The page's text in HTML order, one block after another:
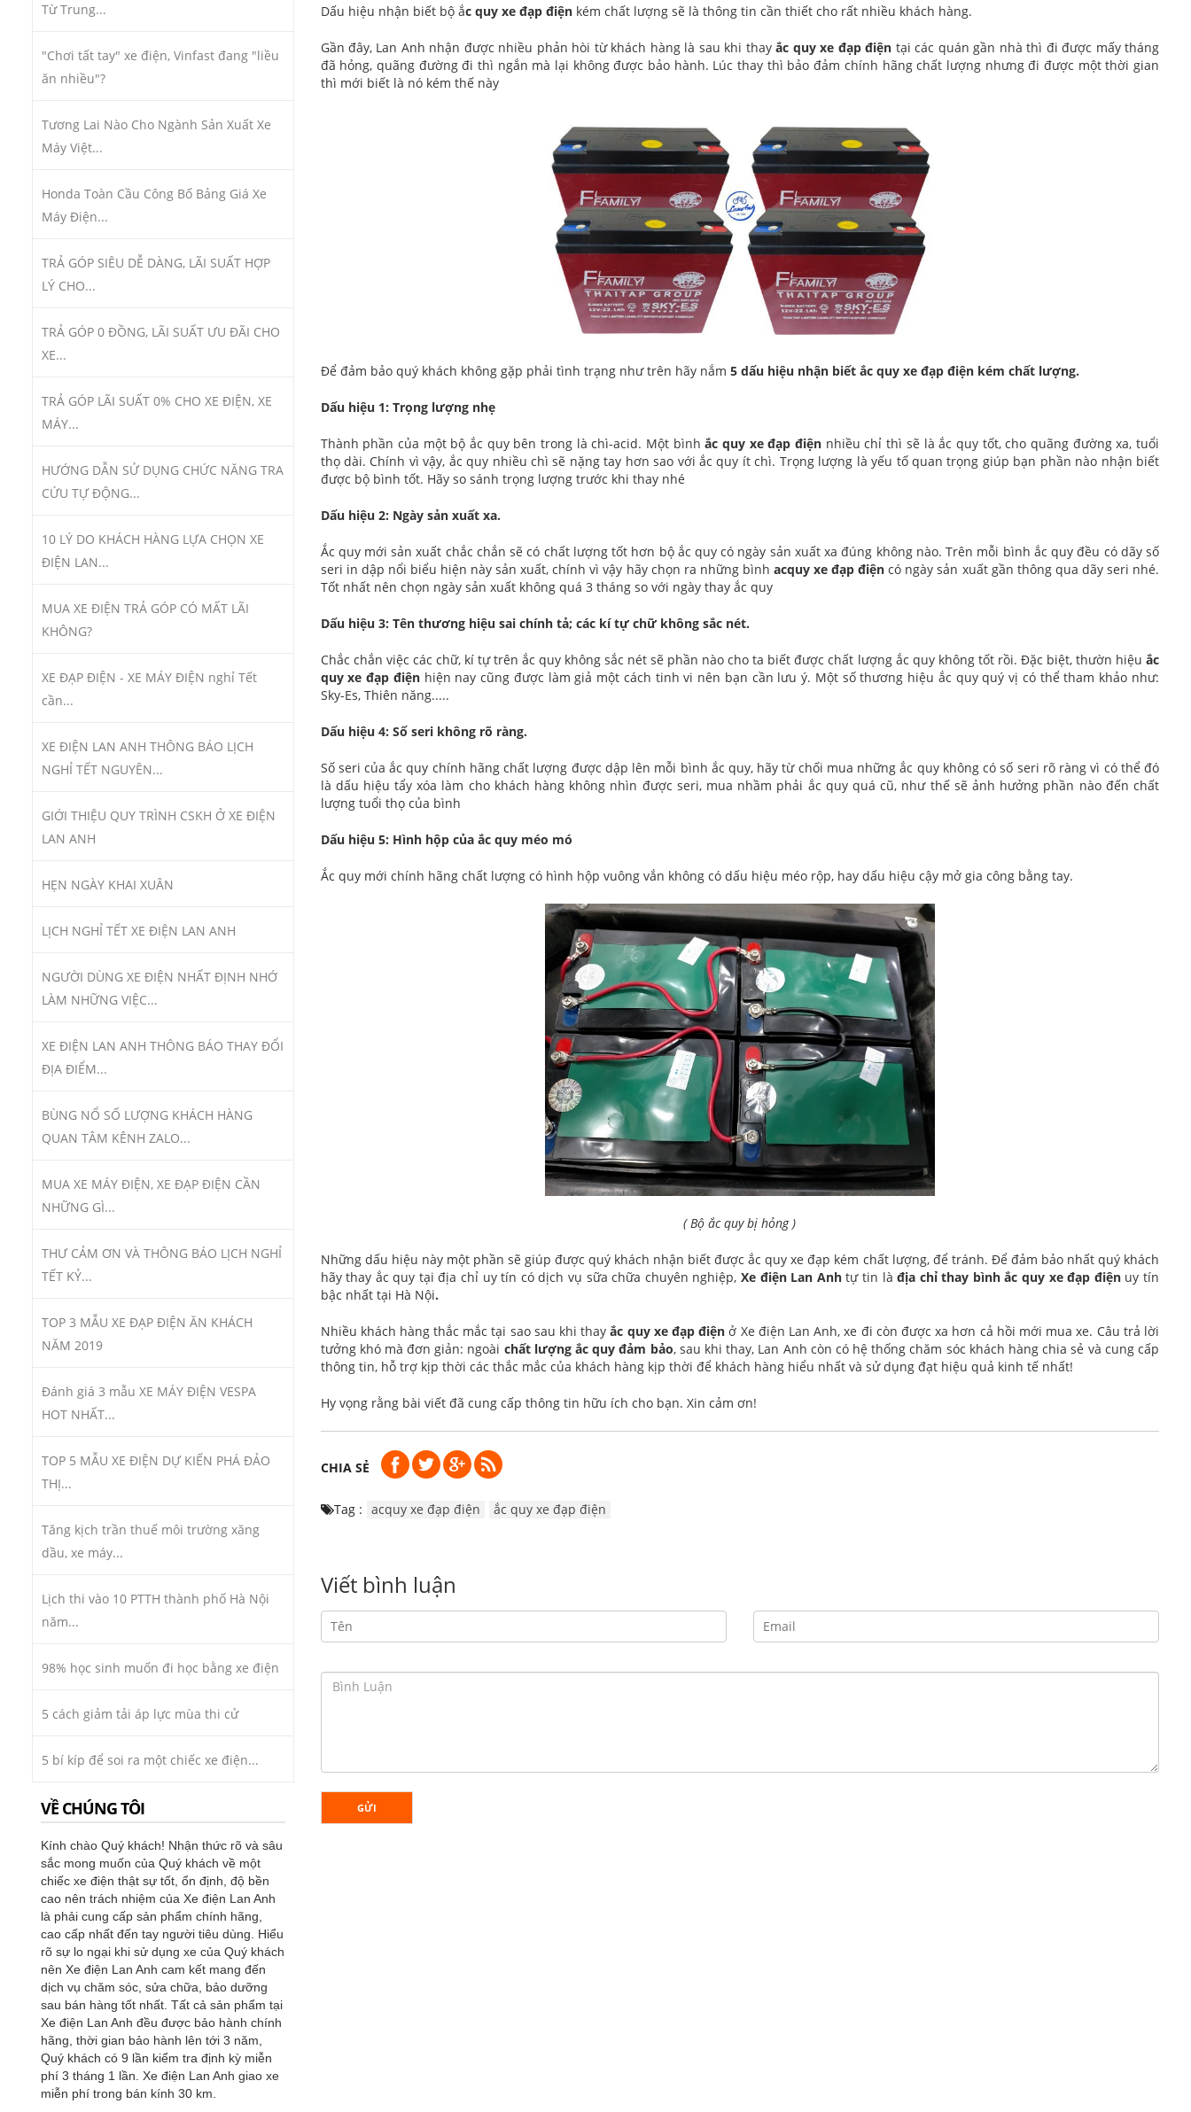
Từ Trung...
"Chơi tất tay" xe điện, Vinfast đang "liều
ăn nhiều"?
Tương Lai Nào Cho Ngành Sản Xuất Xe
Máy Việt...
Honda Toàn Cầu Công Bố Bảng Giá Xe
Máy Điện...
TRẢ GÓP SIÊU DỄ DÀNG, LÃI SUẤT HỢP
LÝ CHO...
TRẢ GÓP 0 ĐỒNG, LÃI SUẤT ƯU ĐÃI CHO
XE...
TRẢ GÓP LÃI SUẤT 0% CHO XE ĐIỆN, XE
MÁY...
HƯỚNG DẪN SỬ DỤNG CHỨC NĂNG TRA
CỨU TỰ ĐỘNG...
10 LÝ DO KHÁCH HÀNG LỰA CHỌN XE
ĐIỆN LAN...
MUA XE ĐIỆN TRẢ GÓP CÓ MẤT LÃI
KHÔNG?
XE ĐẠP ĐIỆN - XE MÁY ĐIỆN nghỉ Tết
cần...
XE ĐIỆN LAN ANH THÔNG BÁO LỊCH
NGHỈ TẾT NGUYÊN...
GIỚI THIỆU QUY TRÌNH CSKH Ở XE ĐIỆN
LAN ANH
HẸN NGÀY KHAI XUÂN
LỊCH NGHỈ TẾT XE ĐIỆN LAN ANH
NGƯỜI DÙNG XE ĐIỆN NHẤT ĐỊNH NHỚ
LÀM NHỮNG VIỆC...
XE ĐIỆN LAN ANH THÔNG BÁO THAY ĐỔI
ĐỊA ĐIỂM...
BÙNG NỔ SỐ LƯỢNG KHÁCH HÀNG
QUAN TÂM KÊNH ZALO...
MUA XE MÁY ĐIỆN, XE ĐẠP ĐIỆN CẦN
NHỮNG GÌ...
THƯ CẢM ƠN VÀ THÔNG BÁO LỊCH NGHỈ
TẾT KỶ...
TOP 3 MẪU XE ĐẠP ĐIỆN ĂN KHÁCH
NĂM 2019
Đánh giá 3 mẫu XE MÁY ĐIỆN VESPA
HOT NHẤT...
TOP 5 MẪU XE ĐIỆN DỰ KIẾN PHÁ ĐẢO
THỊ...
Tăng kịch trần thuế môi trường xăng
dầu, xe máy...
Lịch thi vào 10 PTTH thành phố Hà Nội
năm...
98% học sinh muốn đi học bằng xe điện
5 cách giảm tải áp lực mùa thi cử
5 bí kíp để soi ra một chiếc xe điện...
VỀ CHÚNG TÔI
Kính chào Quý khách! Nhận thức rõ và sâu
sắc mong muốn của Quý khách về một
chiếc xe điện thật sự tốt, ổn định, độ bền
cao nên trách nhiệm của Xe điện Lan Anh
là phải cung cấp sản phẩm chính hãng,
cao cấp nhất đến tay người tiêu dùng. Hiểu
rõ sự lo ngại khi sử dụng xe của Quý khách
nên Xe điện Lan Anh cam kết mang đến
dịch vụ chăm sóc, sửa chữa, bảo dưỡng
sau bán hàng tốt nhất. Tất cả sản phẩm tại
Xe điện Lan Anh đều được bảo hành chính
hãng, thời gian bảo hành lên tới 3 năm,
Quý khách có 9 lần kiểm tra định kỳ miễn
phí 3 tháng 1 lần. Xe điện Lan Anh giao xe
miễn phí trong bán kính 30 km.
Dấu hiệu nhận biết bộ ắc quy xe đạp điệnkém chất lượng sẽ là thông tin cần thiết cho rất nhiều khách hàng.
Gần đây, Lan Anh nhận được nhiều phản hòi từ khách hàng là sau khi thayắc quy xe đạp điện tại các quán gần nhà thì đi được mấy tháng
đã hỏng, quãng đường đi thì ngắn mà lại không được bảo hành. Lúc thay thì bảo đảm chính hãng chất lượng nhưng đi được một thời gian
thì mới biết là nó kém thế này
Để đảm bảo quý khách không gặp phải tình trạng như trên hãy nắm 5 dấu hiệu nhận biết ắc quy xe đạp điện kém chất lượng.
Dấu hiệu 1: Trọng lượng nhẹ
Thành phần của một bộ ắc quy bên trong là chì-acid. Một bìnhắc quy xe đạp điện nhiều chỉ thì sẽ là ắc quy tốt, cho quãng đường xa, tuổi
thọ dài. Chính vì vậy, ắc quy nhiều chì sẽ nặng tay hơn sao với ắc quy ít chì. Trọng lượng là yếu tố quan trọng giúp bạn phần nào nhận biết
được bộ bình tốt. Hãy so sánh trọng lượng trước khi thay nhé
Dấu hiệu 2: Ngày sản xuất xa.
Ắc quy mới sản xuất chắc chắn sẽ có chất lượng tốt hơn bộ ắc quy có ngày sản xuất xa đúng không nào. Trên mỗi bình ắc quy đều có dãy số
seri in dập nổi biểu hiện này sản xuất, chính vì vậy hãy chọn ra những bình acquy xe đạp điện có ngày sản xuất gần thông qua dãy seri nhé.
Tốt nhất nên chọn ngày sản xuất không quá 3 tháng so với ngày thay ắc quy
Dấu hiệu 3: Tên thương hiệu sai chính tả; các kí tự chữ không sắc nét.
Chắc chắn việc các chữ, kí tự trên ắc quy không sắc nét sẽ phần nào cho ta biết được chất lượng ắc quy không tốt rồi. Đặc biệt, thườn hiệu ắc
quy xe đạp điệnhiện nay cũng được làm giả một cách tinh vi nên bạn cần lưu ý. Một số thương hiệu ắc quy quý vị có thể tham khảo như:
Sky-Es, Thiên năng.....
Dấu hiệu 4: Số seri không rõ ràng.
Số seri của ắc quy chính hãng chất lượng được dập lên mỗi bình ắc quy, hãy từ chối mua những ắc quy không có số seri rõ ràng vì có thể đó
là dấu hiệu tẩy xóa làm cho khách hàng không nhìn được seri, mua nhầm phải ắc quy quá cũ, như thế sẽ ảnh hưởng phần nào đến chất
lượng tuổi thọ của bình
Dấu hiệu 5: Hình hộp của ắc quy méo mó
Ắc quy mới chính hãng chất lượng có hình hộp vuông vắn không có dấu hiệu méo rộp, hay dấu hiệu cậy mở gia công bằng tay.
( Bộ ắc quy bị hỏng )
Những dấu hiệu này một phần sẽ giúp được quý khách nhận biết được ắc quy xe đạp kém chất lượng, để tránh. Để đảm bảo nhất quý khách
hãy thay ắc quy tại địa chỉ uy tín có dịch vụ sữa chữa chuyên nghiệp, Xe điện Lan Anhtự tin làđịa chỉ thay bình ắc quy xe đạp điện uy tín
bậc nhất tại Hà Nội.
Nhiều khách hàng thắc mắc tại sao sau khi thayắc quy xe đạp điện ở Xe điện Lan Anh, xe đi còn được xa hơn cả hồi mới mua xe. Câu trả lời
tưởng khó mà đơn giản: ngoài chất lượng ắc quy đảm bảo, sau khi thay, Lan Anh còn có hệ thống chăm sóc khách hàng chia sẻ và cung cấp
thông tin, hỗ trợ kịp thời các thắc mắc của khách hàng kịp thời để khách hàng hiểu nhất và sử dụng đạt hiệu quả kinh tế nhất!
Hy vọng rằng bài viết đã cung cấp thông tin hữu ích cho bạn. Xin cảm ơn!
CHIA SẺ
Tag : acquy xe đạp điện ắc quy xe đạp điện
Viết bình luận
GỬI